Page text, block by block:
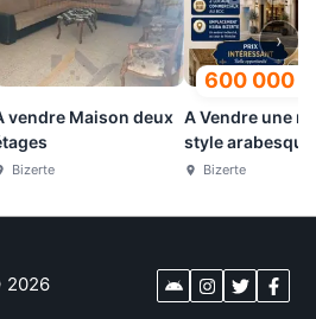
vendre Maison deux
Bizerte
600 000
A Vendre une
style arabesque
Bizerte
Bizerte
›
2026